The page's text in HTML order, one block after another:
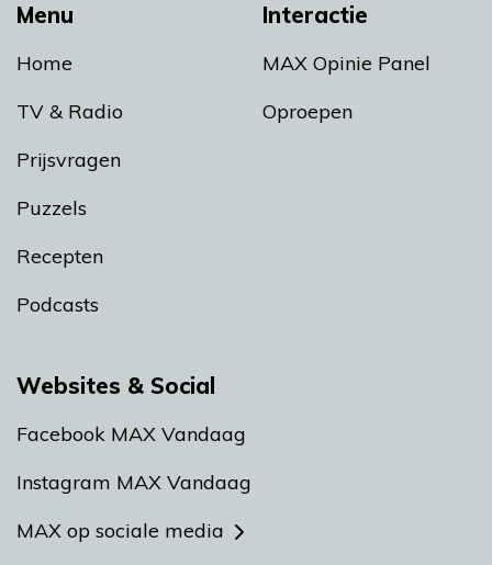
Menu
Home
TV & Radio
Prijsvragen
Puzzels
Recepten
Podcasts
Interactie
MAX Opinie Panel
Oproepen
Websites & Social
Facebook MAX Vandaag
Instagram MAX Vandaag
MAX op sociale media